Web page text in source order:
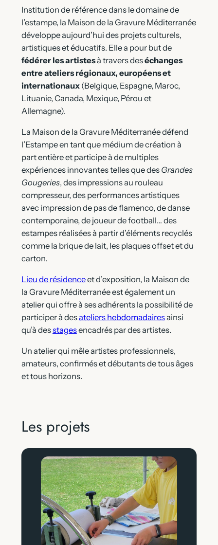
Institution de référence dans le domaine de
l’estampe, la Maison de la Gravure Méditerranée
développe aujourd’hui des projets culturels,
artistiques et éducatifs. Elle a pour but de
fédérer les artistesà travers deséchanges
entre ateliers régionaux, européens et
internationaux (Belgique, Espagne, Maroc,
Lituanie, Canada, Mexique, Pérou et
Allemagne).
La Maison de la Gravure Méditerranée défend
l’Estampe en tant que médium de création à
part entière et participe à de multiples
expériences innovantes telles que des Grandes
Gougeries, des impressions au rouleau
compresseur, des performances artistiques
avec impression de pas de flamenco, de danse
contemporaine, de joueur de football… des
estampes réalisées à partir d’éléments recyclés
comme la brique de lait, les plaques offset et du
carton.
Lieu de résidenceet d’exposition, la Maison de
la Gravure Méditerranée est également un
atelier qui offre à ses adhérents la possibilité de
participer à desateliers hebdomadairesainsi
qu’à desstagesencadrés par des artistes.
Un atelier qui mêle artistes professionnels,
amateurs, confirmés et débutants de tous âges
et tous horizons.
Les projets